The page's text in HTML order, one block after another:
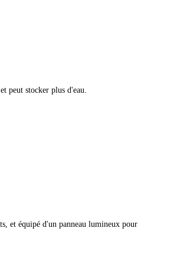
peut stocker plus d'eau.
et équipé d'un panneau lumineux pour